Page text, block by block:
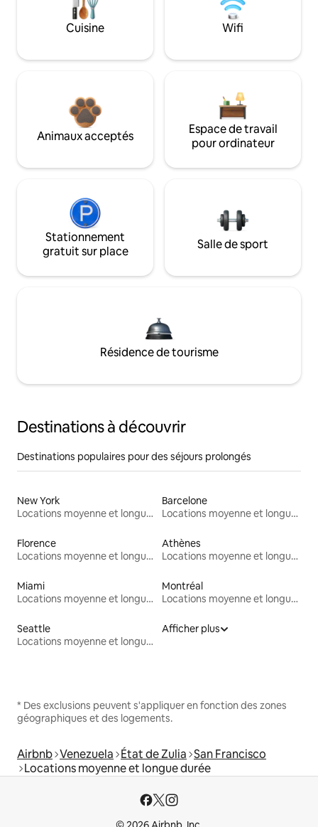
Cuisine Wifi
Animaux acceptés
Espace de travail
pour ordinateur
Stationnement
gratuit sur place
Salle de sport
Résidence de tourisme
Destinations à découvrir
Destinations populaires pour des séjours prolongés
New York
Locations moyenne et longue durée
Barcelone
Locations moyenne et longue durée
Florence
Locations moyenne et longue durée
Athènes
Locations moyenne et longue durée
Miami
Locations moyenne et longue durée
Montréal
Locations moyenne et longue durée
Seattle
Locations moyenne et longue durée
Afficher plus
* Des exclusions peuvent s'appliquer en fonction des zones
géographiques et des logements.
Airbnb Venezuela État de Zulia San Francisco
Locations moyenne et longue durée